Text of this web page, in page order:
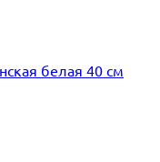
белая 40 см